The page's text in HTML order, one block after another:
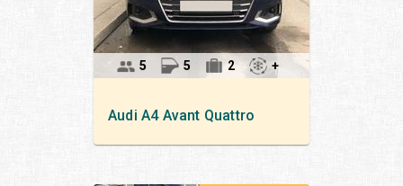
Audi A4 Avant Quattro
5 5 2 +